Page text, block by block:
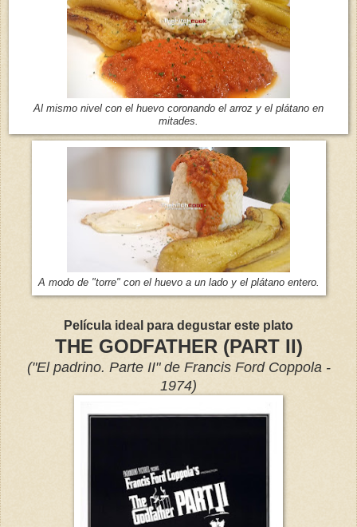
Al mismo nivel con el huevo coronando el arroz y el plátano en
mitades.
A modo de "torre" con el huevo a un lado y el plátano entero.
Película ideal para degustar este plato
THE GODFATHER (PART II)
("El padrino. Parte II" de Francis Ford Coppola -
1974)